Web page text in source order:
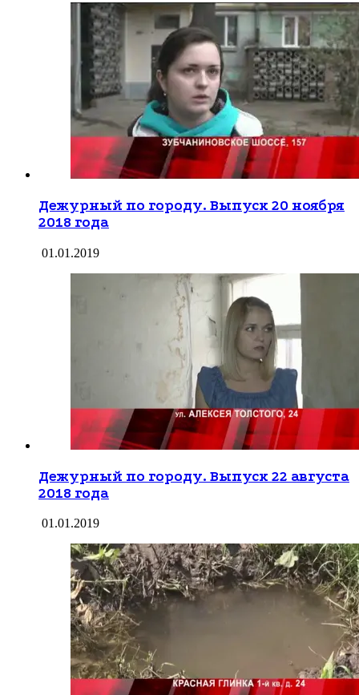
Дежурный по городу. Выпуск 20 ноября
2018 года
01.01.2019
Дежурный по городу. Выпуск 22 августа
2018 года
01.01.2019